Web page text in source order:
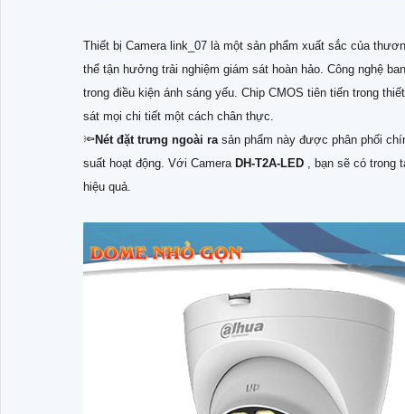
Thiết bị Camera link_07 là một sản phẩm xuất sắc của
thể tận hưởng trải nghiệm giám sát hoàn hảo. Công nghệ
trong điều kiện ánh sáng yếu. Chip CMOS tiên tiến trong
sát mọi chi tiết một cách chân thực.
🔦Nét đặt trưng ngoài ra sản phẩm này được phân phối
suất hoạt động. Với Camera DH-T2A-LED , bạn sẽ có trong
hiệu quả.